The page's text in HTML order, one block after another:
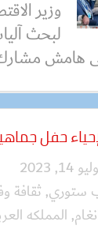
وزير
لبحث
هامش
حفل
14, 2023
ستوري, ثقافة
, المملكه